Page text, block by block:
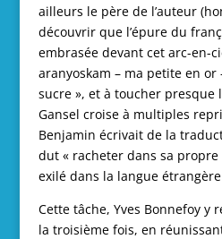
ailleurs le père de l’auteur
découvrir que l’épure du
embrasée devant cet arc-en-
aranyoskam – ma petite en
sucre », et à toucher presque
Gansel croise à multiples
Benjamin écrivait de la
dut « racheter dans sa
exilé dans la langue étrangère
Cette tâche, Yves Bonnefoy
la troisième fois, en